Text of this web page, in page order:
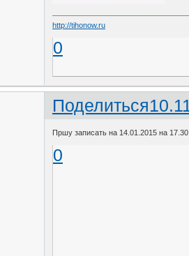
http://tihonow.ru
0
Поделиться
Пршу записать на 14.01.2015 на 17.30
0